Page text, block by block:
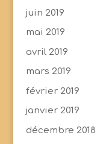
juin 2019
mai 2019
avril 2019
mars 2019
février 2019
janvier 2019
décembre 2018